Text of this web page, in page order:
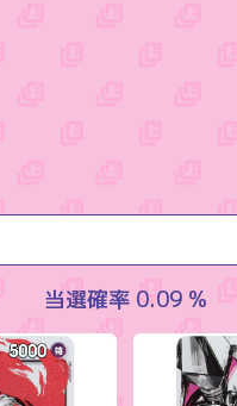
当選確率 0.09 %